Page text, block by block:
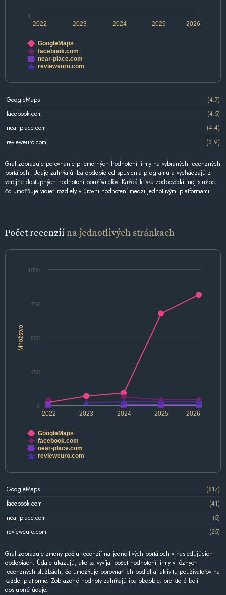
2022 2024 2026
2023 2025
1
GoogleMaps
facebook.com
near-place.com
revieweuro.com
GoogleMaps
(4.7)
facebook.com
(4.5)
near-place.com
(4.4)
revieweuro.com
(3.9)
Graf zobrazuje porovnanie priemerných hodnotení firmy na vybraných recenzných
portáloch. Údaje zahŕňajú iba obdobie od spustenia programu a vychádzajú z
verejne dostupných hodnotení používateľov. Každá krivka zodpovedá inej službe,
čo umožňuje vidieť rozdiely v úrovni hodnotení medzi jednotlivými platformami.
Počet recenziína jednotlivých stránkach
Množstvo
2022 2024 2026
2023 2025
0
1000
250
500
750
GoogleMaps
facebook.com
near-place.com
revieweuro.com
GoogleMaps
(817)
facebook.com
(41)
near-place.com
(5)
revieweuro.com
(25)
Graf zobrazuje zmeny počtu recenzií na jednotlivých portáloch v nasledujúcich
obdobiach. Údaje ukazujú, ako sa vyvíjal počet hodnotení firmy v rôznych
recenzných službách, čo umožňuje porovnať ich podiel aj aktivitu používateľov na
každej platforme. Zobrazené hodnoty zahŕňajú iba obdobie, pre ktoré boli
dostupné údaje.